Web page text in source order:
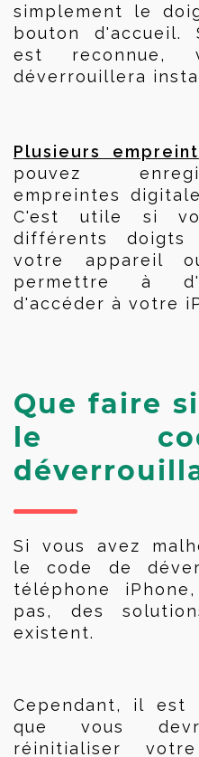
simplement le
bouton d'accueil.
est reconnue,
déverrouillera
Plusieurs
pouvez
empreintes
C'est utile si
différents doigts
votre appareil
permettre à
d'accéder à votre
Que faire
le
Si vous avez
le code de
téléphone
pas, des
existent.
Cependant, il est
que vous
réinitialiser